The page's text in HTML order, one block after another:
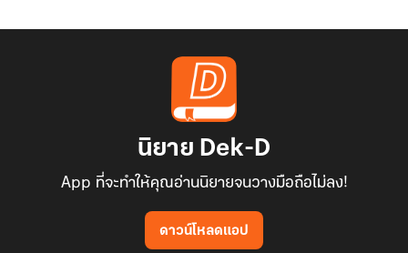
นิยาย Dek-D
App ที่จะทำให้คุณอ่านนิยายจนวางมือถือไม่ลง!
ดาวน์โหลดแอป